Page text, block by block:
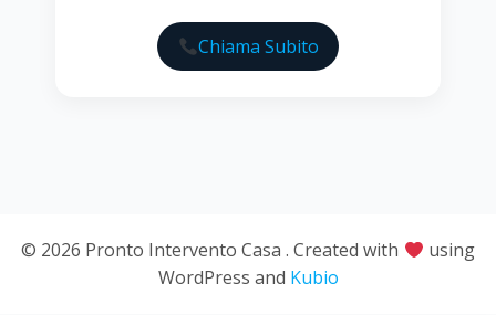
Chiama Subito
© 2026 Pronto Intervento Casa . Created with
using
WordPress and Kubio